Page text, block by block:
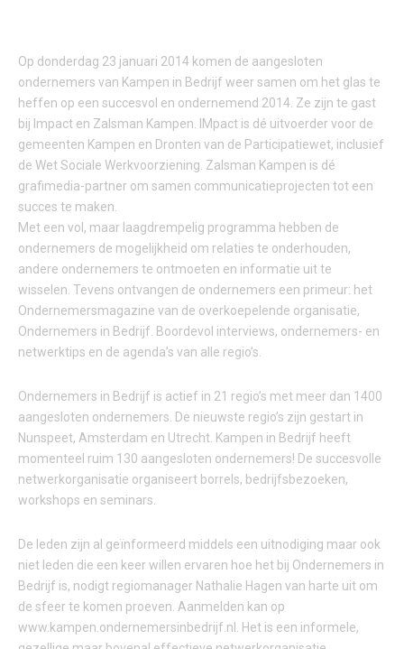
Op donderdag 23 januari 2014 komen de aangesloten
ondernemers van Kampen in Bedrijf weer samen om het glas te
heffen op een succesvol en ondernemend 2014. Ze zijn te gast
bij Impact en Zalsman Kampen. IMpact is dé uitvoerder voor de
gemeenten Kampen en Dronten van de Participatiewet, inclusief
de Wet Sociale Werkvoorziening. Zalsman Kampen is dé
grafimedia-partner om samen communicatieprojecten tot een
succes te maken.
Met een vol, maar laagdrempelig programma hebben de
ondernemers de mogelijkheid om relaties te onderhouden,
andere ondernemers te ontmoeten en informatie uit te
wisselen. Tevens ontvangen de ondernemers een primeur: het
Ondernemersmagazine van de overkoepelende organisatie,
Ondernemers in Bedrijf. Boordevol interviews, ondernemers- en
netwerktips en de agenda’s van alle regio’s.
Ondernemers in Bedrijf is actief in 21 regio’s met meer dan 1400
aangesloten ondernemers. De nieuwste regio’s zijn gestart in
Nunspeet, Amsterdam en Utrecht. Kampen in Bedrijf heeft
momenteel ruim 130 aangesloten ondernemers! De succesvolle
netwerkorganisatie organiseert borrels, bedrijfsbezoeken,
workshops en seminars.
De leden zijn al geïnformeerd middels een uitnodiging maar ook
niet leden die een keer willen ervaren hoe het bij Ondernemers in
Bedrijf is, nodigt regiomanager Nathalie Hagen van harte uit om
de sfeer te komen proeven. Aanmelden kan op
www.kampen.ondernemersinbedrijf.nl. Het is een informele,